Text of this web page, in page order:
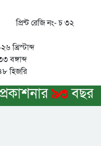
প্রিন্ট রেজি নং- চ ৩২
খ্রিস্টাব্দ
বঙ্গাব্দ
হিজরি
৯৩বছর